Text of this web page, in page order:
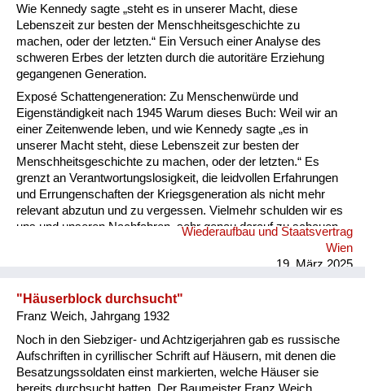
rückhaltlos für die unabhängige Republik Österr...
Wie Kennedy sagte „steht es in unserer Macht, diese
Lebenszeit zur besten der Menschheitsgeschichte zu
machen, oder der letzten.“ Ein Versuch einer Analyse des
schweren Erbes der letzten durch die autoritäre Erziehung
gegangenen Generation.
Exposé Schattengeneration: Zu Menschenwürde und
Eigenständigkeit nach 1945 Warum dieses Buch: Weil wir an
einer Zeitenwende leben, und wie Kennedy sagte „es in
unserer Macht steht, diese Lebenszeit zur besten der
Menschheitsgeschichte zu machen, oder der letzten.“ Es
grenzt an Verantwortungslosigkeit, die leidvollen Erfahrungen
und Errungenschaften der Kriegsgeneration als nicht mehr
relevant abzutun und zu vergessen. Vielmehr schulden wir es
uns und unseren Nachfahren, sehr genau darauf zu schauen,
was von dem schweren Erbe der letzten durch die autoritäre
Erziehung gegangenen Generation wir weitertragen wollen,
Buches: Die Lehren aus der Lebenserfahrung unserer
Elterngeneration zu ziehen und so aufzubereiten, dass sie für
nachfolgende Generationen zugänglich werden. Im Namen
freier, kritisch denkender Individuen und einer holistisch
gestaltenden, verantwortungsvoll handelnden Gesellschaft.
Aufbau: Erzählstran...
Wiederaufbau und Staatsvertrag
Wien
19. März 2025
"Häuserblock durchsucht"
Franz Weich, Jahrgang 1932
Noch in den Siebziger- und Achtzigerjahren gab es russische
Aufschriften in cyrillischer Schrift auf Häusern, mit denen die
Besatzungssoldaten einst markierten, welche Häuser sie
bereits durchsucht hatten. Der Baumeister Franz Weich